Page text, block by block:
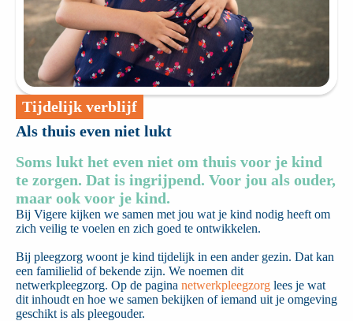
Tijdelijk verblijf
Als thuis even niet lukt
Soms lukt het even niet om thuis voor je kind
te zorgen. Dat is ingrijpend. Voor jou als ouder,
maar ook voor je kind.
Bij Vigere kijken we samen met jou wat je kind nodig heeft om
zich veilig te voelen en zich goed te ontwikkelen.
Bij pleegzorg woont je kind tijdelijk in een ander gezin. Dat kan
een familielid of bekende zijn. We noemen dit
netwerkpleegzorg. Op de pagina netwerkpleegzorg lees je wat
dit inhoudt en hoe we samen bekijken of iemand uit je omgeving
geschikt is als pleegouder.